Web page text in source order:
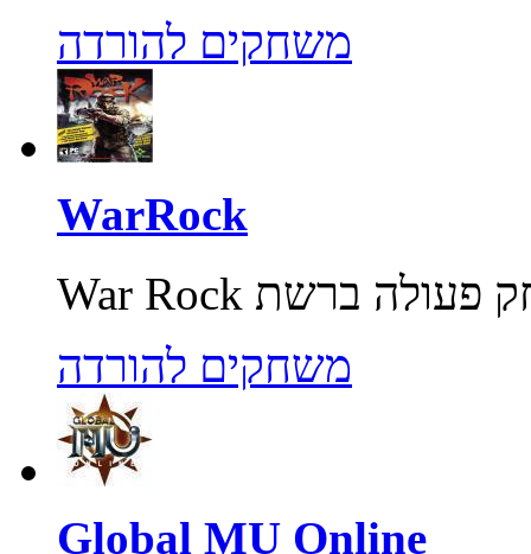
משחקים להורדה
WarRock
משחקים להורדה
Global MU Online